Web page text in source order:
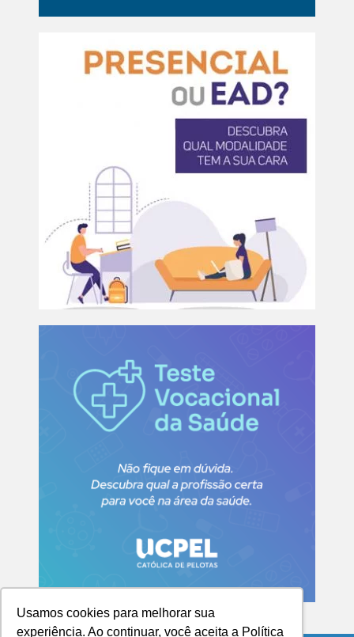
Usamos cookies para melhorar sua
experiência. Ao continuar, você aceita a Política